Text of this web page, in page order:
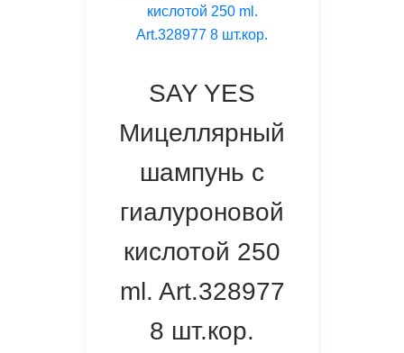
SAY YES
Мицеллярный
шампунь с
гиалуроновой
кислотой 250
ml. Art.328977
8 шт.кор.